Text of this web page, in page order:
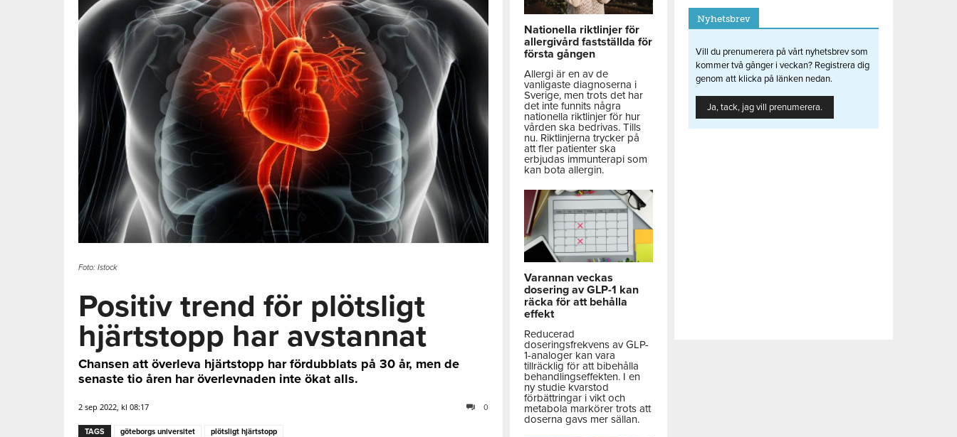
Foto: Istock
Positiv trend för plötsligt
hjärtstopp har avstannat
Chansen att överleva hjärtstopp har fördubblats på 30 år, men de
senaste tio åren har överlevnaden inte ökat alls.
2 sep 2022, kl 08:17 0
TAGS göteborgs universitet plötsligt hjärtstopp
Nationella riktlinjer för
allergivård fastställda för
första gången
Allergi är en av de
vanligaste diagnoserna i
Sverige, men trots det har
det inte funnits några
nationella riktlinjer för hur
vården ska bedrivas. Tills
nu. Riktlinjerna trycker på
att fler patienter ska
erbjudas immunterapi som
kan bota allergin.
Varannan veckas
dosering av GLP-1 kan
räcka för att behålla
effekt
Reducerad
doseringsfrekvens av GLP-
1-analoger kan vara
tillräcklig för att bibehålla
behandlingseffekten. I en
ny studie kvarstod
förbättringar i vikt och
metabola markörer trots att
doserna gavs mer sällan.
Nyhetsbrev
Vill du prenumerera på vårt nyhetsbrev som
kommer två gånger i veckan? Registrera dig
genom att klicka på länken nedan.
Ja, tack, jag vill prenumerera.